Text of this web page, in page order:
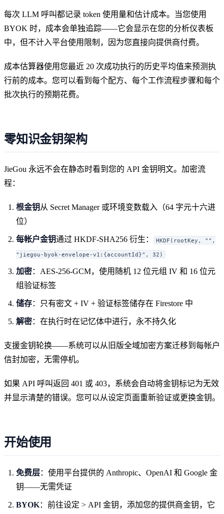
每次 LLM 呼叫都记录 token 使用量和估计成本。当您使用
BYOK 时，成本会单独追踪——它会显示在您的分析仪表板
中，但不计入平台使用限制，因为您直接向提供商付费。
成本估算器使用您最近 20 次成功执行的历史平均值来预测执
行前的成本。您可以看到每个配方、每个工作流程步骤和每个
批次执行的预期花费。
零知识金钥架构
JieGou 永远不会在静态时看到您的 API 金钥明文。加密流
程：
根金钥从 Secret Manager 或环境变数载入（64 字元十六进
位）
每帐户金钥通过 HKDF-SHA256 衍生： HKDF(rootKey, "",
"jiegou-byok-envelope-v1:{accountId}", 32)
加密：AES-256-GCM，使用随机 12 位元组 IV 和 16 位元
组验证标签
储存：只有密文 + IV + 验证标签储存在 Firestore 中
解密：在执行时在记忆体中进行，永不持久化
支援金钥轮换——系统可以从旧版全域加密方案迁移到每帐户
信封加密，无需停机。
如果 API 呼叫返回 401 或 403，系统会自动将金钥标记为无效
并显示清楚的错误。您可以从设定页面重新验证或更换金钥。
开始使用
免费层：使用平台提供的 Anthropic、OpenAI 和 Google 金
钥——无需凭证
BYOK：前往设定 > API 金钥，添加您的提供商金钥，它